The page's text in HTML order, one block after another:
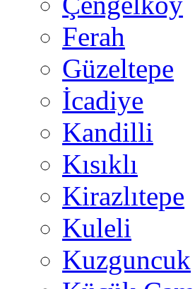
Ferah
Güzeltepe
İcadiye
Kandilli
Kısıklı
Kirazlıtepe
Kuleli
Kuzguncuk